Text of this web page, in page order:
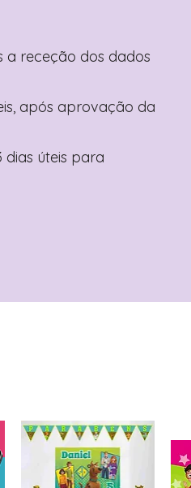
a receção dos dados
após aprovação da
dias úteis para